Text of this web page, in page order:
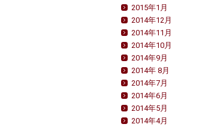
2015年1月
2014年12月
2014年11月
2014年10月
2014年9月
2014年 8月
2014年7月
2014年6月
2014年5月
2014年4月